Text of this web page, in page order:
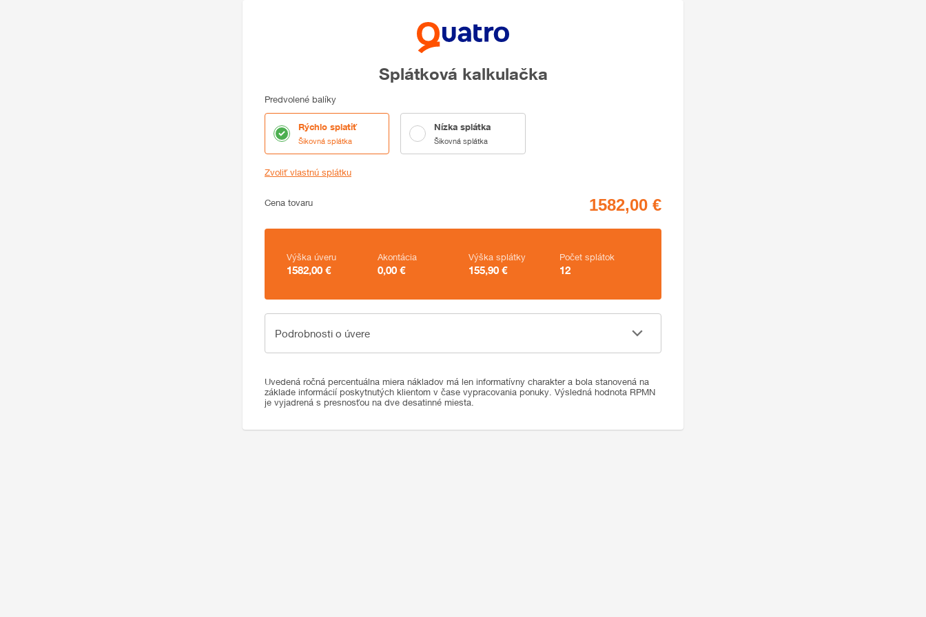
Splátková kalkulačka
Predvolené balíky
Rýchlo splatiť
Šikovná splátka
Nízka splátka
Šikovná splátka
Zvoliť vlastnú splátku
Cena
Cena tovaru
Zhrnutie
Výška úveru
1582,00 €
Akontácia
0,00 €
Výška splátky
155,90 €
Počet splátok
12
Podrobnosti o úvere
Podrobnosti o úvere
Uvedená ročná percentuálna miera nákladov má len informatívny charakter a bola stanovená na
základe informácií poskytnutých klientom v čase vypracovania ponuky. Výsledná hodnota RPMN
je vyjadrená s presnosťou na dve desatinné miesta.